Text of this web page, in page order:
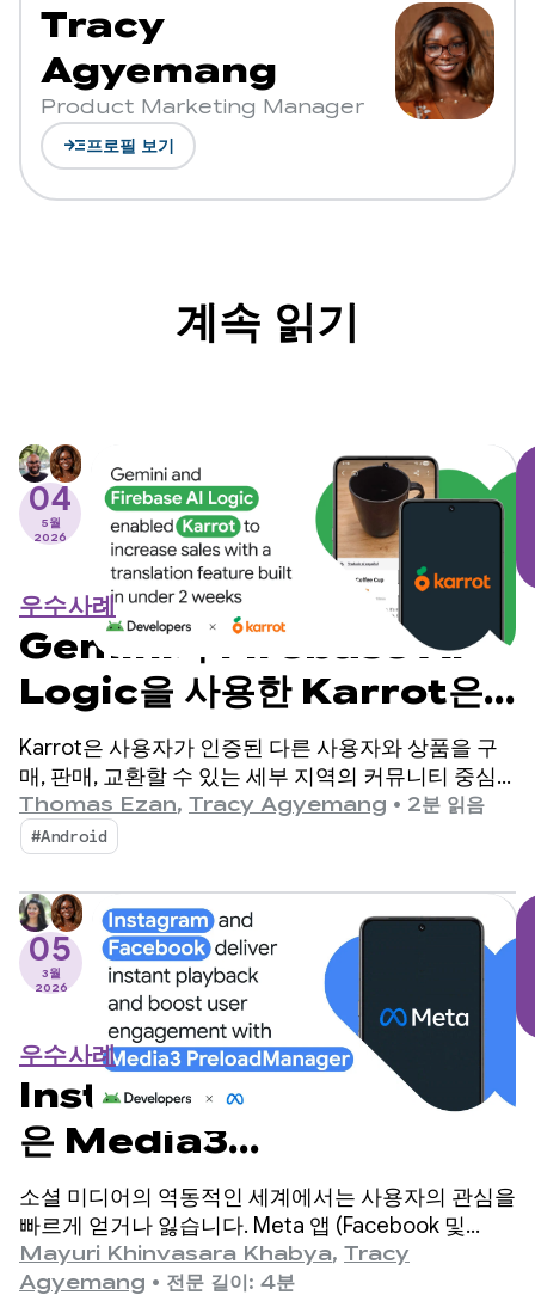
Tracy
Agyemang
Product Marketing Manager
read_more프로필 보기
계속 읽기
04
5월
2026
우수사례
Gemini와 Firebase AI
Logic을 사용한 Karrot은
2주 이내에 구축된 번역 기능을
통해 매출을 늘릴 수 있었습니
다.
Karrot은 사용자가 인증된 다른 사용자와 상품을 구
매, 판매, 교환할 수 있는 세부 지역의 커뮤니티 중심
P2P 마켓 앱입니다. 2015년 대한민국에서 출시된 이
후 이 플랫폼은 전 세계 시장으로 확장되어 4,300만
명이 넘는 등록 사용자를 확보했습니다.
Thomas Ezan, Tracy Agyemang • 2분 읽음
#Android
05
3월
2026
우수사례
Instagram과 Facebook
은 Media3
PreloadManager로 즉시
재생을 제공하고 사용자 참여도
를 높입니다.
소셜 미디어의 역동적인 세계에서는 사용자의 관심을
빠르게 얻거나 잃습니다. Meta 앱 (Facebook 및
Instagram)은 세계 최대 규모의 소셜 플랫폼 중 하나
이며 전 세계 수십억 명의 사용자에게 서비스를 제공
Mayuri Khinvasara Khabya, Tracy
Agyemang • 전문 길이: 4분